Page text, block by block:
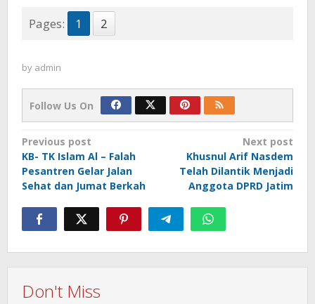
Pages: 1 2
by admin
Follow Us On
Post
navigation
Previous post
KB- TK Islam Al – Falah
Pesantren Gelar Jalan
Sehat dan Jumat Berkah
Next post
Khusnul Arif Nasdem
Telah Dilantik Menjadi
Anggota DPRD Jatim
Don't Miss